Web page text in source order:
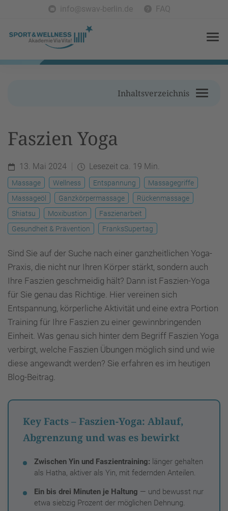
info@swav-berlin.de FAQ
Inhaltsverzeichnis
Faszien Yoga
13. Mai 2024 Lesezeit ca. 19 Min.
Massage Wellness Entspannung
Massagegriffe
Massageöl
Ganzkörpermassage
Rückenmassage
Shiatsu
Moxibustion
Faszienarbeit
Gesundheit & Prävention
FranksSupertag
Sind Sie auf der Suche nach einer ganzheitlichen Yoga-
Praxis, die nicht nur Ihren Körper stärkt, sondern auch
Ihre Faszien geschmeidig hält? Dann ist Faszien-Yoga
für Sie genau das Richtige. Hier vereinen sich
Entspannung, körperliche Aktivität und eine extra Portion
Training für Ihre Faszien zu einer gewinnbringenden
Einheit. Was genau sich hinter dem Begriff Faszien Yoga
verbirgt, welche Faszien Übungen möglich sind und wie
diese angewandt werden? Sie erfahren es im heutigen
Blog-Beitrag.
Key Facts – Faszien-Yoga: Ablauf,
Abgrenzung und was es bewirkt
Zwischen Yin und Faszientraining: länger gehalten
als Hatha, aktiver als Yin, mit federnden Anteilen.
Ein bis drei Minuten je Haltung — und bewusst nur
etwa siebzig Prozent der möglichen Dehnung.